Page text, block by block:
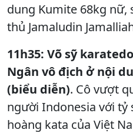
dung Kumite 68kg nữ,
thủ Jamaludin
11h35: Võ sỹ
Ngân vô địch ở nội
(biểu diễn). Cô vượt
người Indonesia với tỷ
hoàng kata của Việt